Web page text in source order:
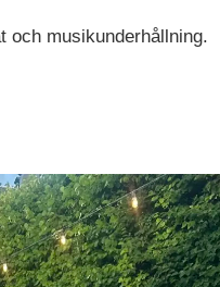
och musikunderhållning.